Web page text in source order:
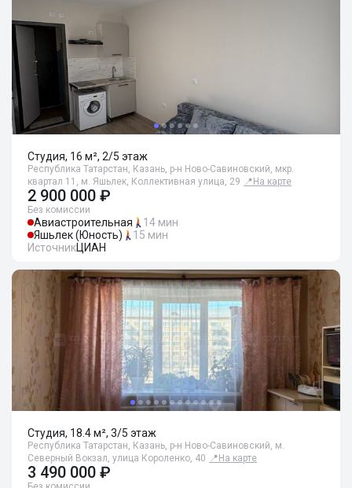
Студия, 16 м², 2/5 этаж
Республика Татарстан, Казань, р-н Ново-Савиновский, мкр.
квартал 11, м. Яшьлек, Коллективная улица, 29 📍 На карте
2 900 000 ₽
Без комиссии
Авиастроительная
14 мин
Яшьлек (Юность)
15 мин
ИсточникЦИАН
Студия, 18.4 м², 3/5 этаж
Республика Татарстан, Казань, р-н Ново-Савиновский, м.
Северный Вокзал, улица Короленко, 40 📍 На карте
3 490 000 ₽